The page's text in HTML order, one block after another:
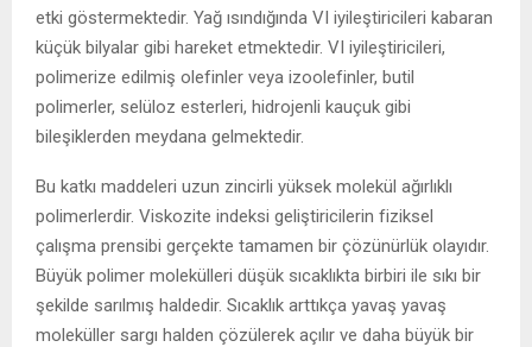
etki göstermektedir. Yağ ısındığında VI iyileştiricileri kabaran
küçük bilyalar gibi hareket etmektedir. VI iyileştiricileri,
polimerize edilmiş olefinler veya izoolefinler, butil
polimerler, selüloz esterleri, hidrojenli kauçuk gibi
bileşiklerden meydana gelmektedir.
Bu katkı maddeleri uzun zincirli yüksek molekül ağırlıklı
polimerlerdir. Viskozite indeksi geliştiricilerin fiziksel
çalışma prensibi gerçekte tamamen bir çözünürlük olayıdır.
Büyük polimer molekülleri düşük sıcaklıkta birbiri ile sıkı bir
şekilde sarılmış haldedir. Sıcaklık arttıkça yavaş yavaş
moleküller sargı halden çözülerek açılır ve daha büyük bir